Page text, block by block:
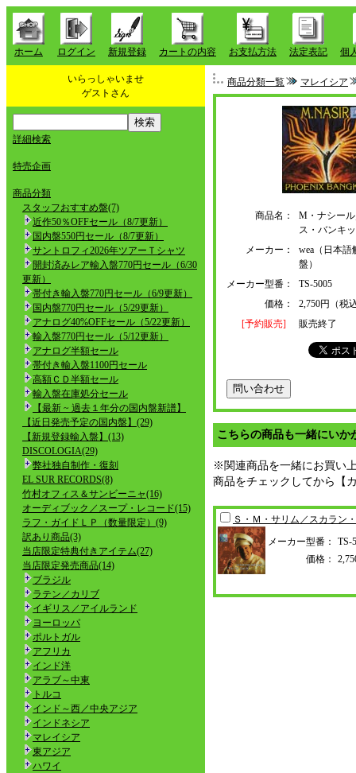
ホーム ログイン 新規登録 カートの内容 お支払方法 法定表記 個
いらっしゃいませ
ゲストさん
詳細検索
特売企画
商品分類
スタッフおすすめ盤(7)
近作50％OFFセール（8/7更新）
国内盤550円セール（8/7更新）
サントロフィ2026年ツアーＴシャツ
開封済みレア輸入盤770円セール（6/30
更新）
帯付き輸入盤770円セール（6/9更新）
国内盤770円セール（5/29更新）
アナログ40%OFFセール（5/22更新）
輸入盤770円セール（5/12更新）
アナログ半額セール
帯付き輸入盤1100円セール
高額ＣＤ半額セール
輸入盤在庫処分セール
【最新 ~ 過去１年分の国内盤新譜】
【近日発売予定の国内盤】(29)
【新規登録輸入盤】(13)
DISCOLOGIA(29)
弊社独自制作・復刻
EL SUR RECORDS(8)
竹村オフィス＆サンビーニャ(16)
オーディブック／スープ・レコード(15)
ラフ・ガイドＬＰ（数量限定）(9)
訳あり商品(3)
当店限定特典付きアイテム(27)
当店限定発売商品(14)
ブラジル
ラテン／カリブ
イギリス／アイルランド
ヨーロッパ
ポルトガル
アフリカ
インド洋
アラブ～中東
トルコ
インド～西／中央アジア
インドネシア
マレイシア
東アジア
ハワイ
商品分類一覧 マレイシア
商品名：
M・ナシー
ス・バンキ
メーカー：
wea（日本
盤）
メーカー型番：
TS-5005
価格：
2,750円（税
[予約販売]
販売終了
こちらの商品も一緒にいか
※関連商品を一緒にお買い
商品をチェックしてから【
Ｓ・Ｍ・サリム／スカラン
メーカー型番：
TS-
価格：